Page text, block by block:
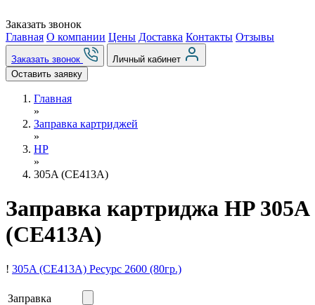
Заказать звонок
Главная О компании Цены Доставка Контакты Отзывы
Заказать звонок
Личный кабинет
Оставить заявку
Главная
»
Заправка картриджей
»
HP
»
305A (CE413A)
Заправка картриджа HP 305A
(CE413A)
! 305A (CE413A) Ресурс 2600 (80гр.)
Заправка